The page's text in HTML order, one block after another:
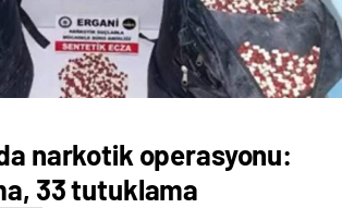
narkotik operasyonu:
33 tutuklama